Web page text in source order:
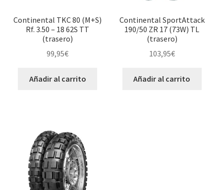
Continental TKC 80 (M+S)
Rf. 3.50 – 18 62S TT
(trasero)
99,95€
Añadir al carrito
Continental SportAttack
190/50 ZR 17 (73W) TL
(trasero)
103,95€
Añadir al carrito